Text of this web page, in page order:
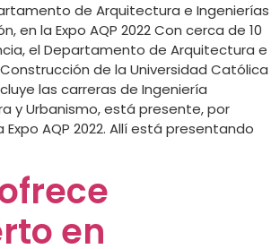
de Arquitectura e Ingenierías
en la Expo AQP 2022 Con cerca de 10
el Departamento de Arquitectura e
de la Universidad Católica
las carreras de Ingeniería
y Urbanismo, está presente, por
Expo AQP 2022. Allí está presentando
en